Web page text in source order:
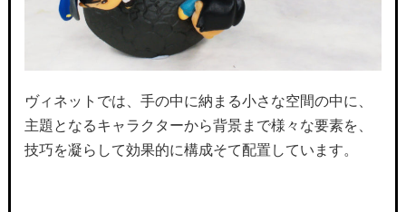
ヴィネットでは、手の中に納まる小さな空間の中に、
主題となるキャラクターから背景まで様々な要素を、
技巧を凝らして効果的に構成そて配置しています。